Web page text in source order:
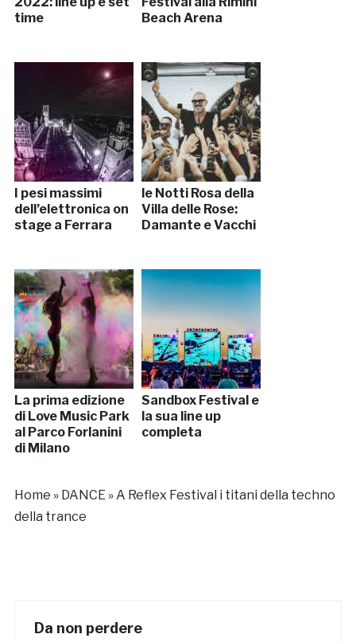
time
Beach Arena
I pesi massimi
dell’elettronica on
stage a Ferrara
le Notti Rosa della
Villa delle Rose:
Damante e Vacchi
La prima edizione
di Love Music Park
al Parco Forlanini
di Milano
Sandbox Festival e
la sua line up
completa
Home » DANCE»A Reflex Festival i titani della techno
della trance
Da non perdere